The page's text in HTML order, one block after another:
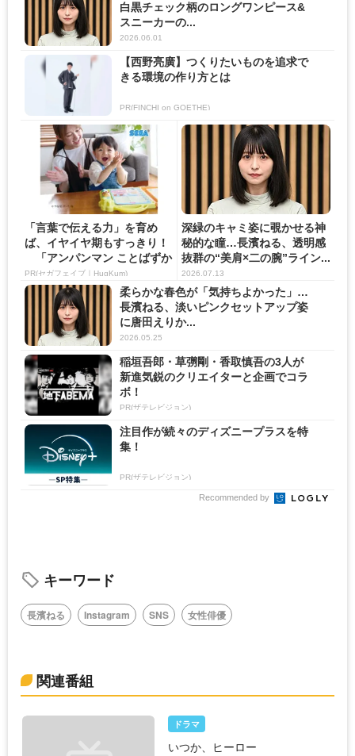
白黒チェック柄のロングワンピース&
スニーカーの...
2026.06.01
【西野亮廣】つくりたいものを追求で
きる環境の作り方とは
PR(FINCHI on GOETHE)
「言葉で伝える力」を育め
ば、イヤイヤ期もすっきり！
「アンパンマン ことばずか
ん...
PR(セガフェイブ｜HugKum)
深緑のキャミ姿に覗かせる神
秘的な瞳…長濱ねる、透明感
抜群の“美肩×二の腕”ライン...
2026.07.13
柔らかな春色が「気持ちよかった」…
長濱ねる、淡いピンクセットアップ姿
に唐田えりか...
2026.05.25
稲垣吾郎・草彅剛・香取慎吾の3人が
新進気鋭のクリエイターと企画でコラ
ボ！
PR(ザテレビジョン)
注目作が続々のディズニープラスを特
集！
PR(ザテレビジョン)
Recommended by
キーワード
長濱ねる Instagram SNS 女性俳優
関連番組
ドラマ
いつか、ヒーロー